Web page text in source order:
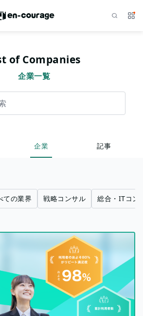
サ
of Companies
企業一覧
企業 記事
ての業界 戦略コンサル 総合・ITコン